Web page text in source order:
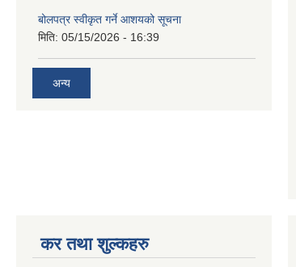
बोलपत्र स्वीकृत गर्ने आशयको सूचना
मिति: 05/15/2026 - 16:39
अन्य
कर तथा शुल्कहरु